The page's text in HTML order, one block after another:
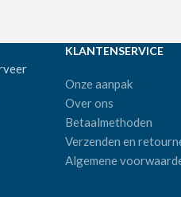
KLANTENSERVICE
Onze aanpak
Over ons
Betaalmethoden
Verzenden en
Algemene